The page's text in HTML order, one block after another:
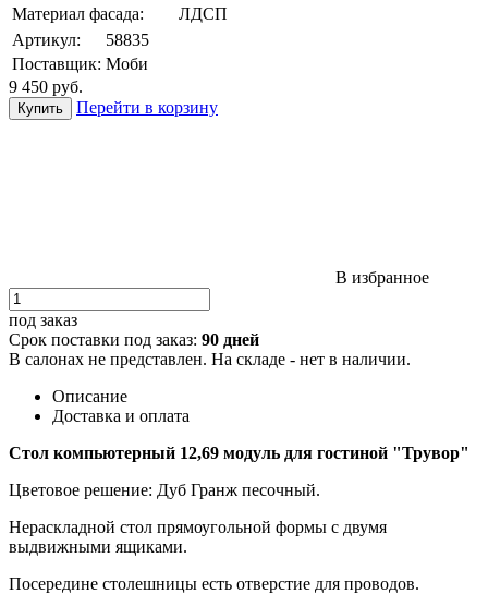
Материал фасада:
ЛДСП
Артикул:
58835
Поставщик: Моби
9 450 руб.
Перейти в корзину
В избранное
под заказ
Срок поставки под заказ: 90 дней
В салонах не представлен. На складе - нет в наличии.
Описание
Доставка и оплата
Стол компьютерный 12,69 модуль для гостиной "Трувор"
Цветовое решение: Дуб Гранж песочный.
Нераскладной стол прямоугольной формы с двумя
выдвижными ящиками.
Посередине столешницы есть отверстие для проводов.